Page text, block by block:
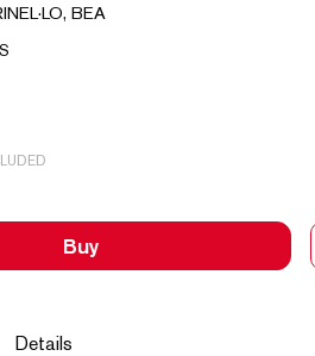
BEA
Buy
Details